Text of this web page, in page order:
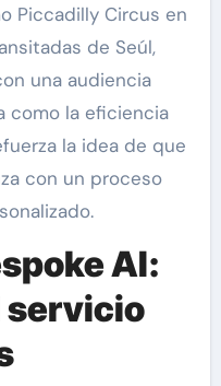
Piccadilly Circus en
de Seúl,
una audiencia
como la eficiencia
la idea de que
con un proceso
AI:
servicio